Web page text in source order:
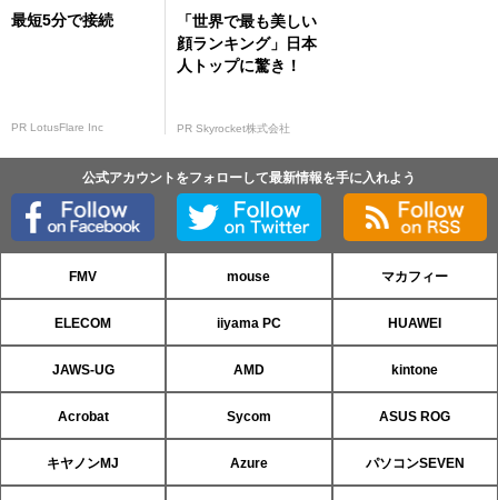
最短5分で接続
PR LotusFlare Inc
「世界で最も美しい
顔ランキング」日本
人トップに驚き！
PR Skyrocket株式会社
公式アカウントをフォローして最新情報を手に入れよう
FMV mouse マカフィー
ELECOM iiyama PC HUAWEI
JAWS-UG AMD kintone
Acrobat Sycom ASUS ROG
キヤノンMJ Azure パソコンSEVEN